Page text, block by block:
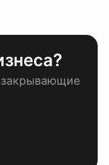
закрывающие